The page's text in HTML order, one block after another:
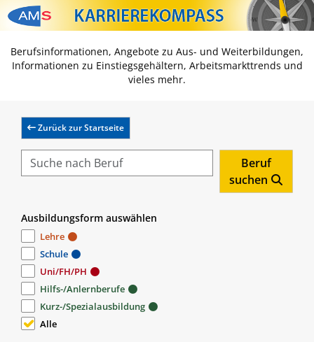
Zum Inhalt springen
Zum Navmenü springen
Zur Suche springen
Zur Footer springen
Berufsinformationen, Angebote zu Aus- und Weiterbildungen,
Informationen zu Einstiegsgehältern, Arbeitsmarkttrends und
vieles mehr.
Zurück zur Startseite
Beruf
suchen
Ausbildungsform auswählen
Lehre
Schule
Uni/FH/PH
Hilfs-/Anlernberufe
Kurz-/Spezialausbildung
Alle